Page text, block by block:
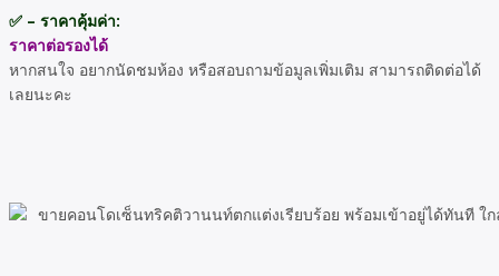
✅ – ราคาคุ้มค่า:
ราคาต่อรองได้
หากสนใจ อยากนัดชมห้อง หรือสอบถามข้อมูลเพิ่มเติม สามารถติดต่อได้
เลยนะคะ